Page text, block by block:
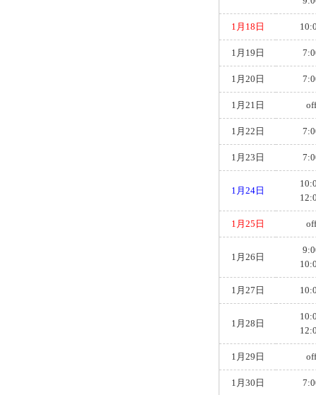
1月18日
1月19日
1月20日
1月21日 off
1月22日
1月23日
1月24日
1月25日 off
1月26日
1月27日
1月28日
1月29日 off
1月30日